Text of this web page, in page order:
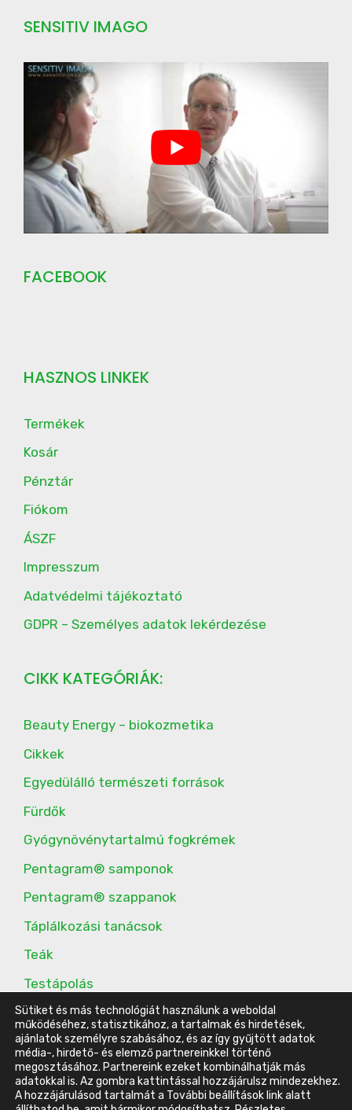
SENSITIV IMAGO
FACEBOOK
HASZNOS LINKEK
Termékek
Kosár
Pénztár
Fiókom
ÁSZF
Impresszum
Adatvédelmi tájékoztató
GDPR – Személyes adatok lekérdezése
CIKK KATEGÓRIÁK:
Beauty Energy – biokozmetika
Cikkek
Egyedülálló természeti források
Fürdők
Gyógynövénytartalmú fogkrémek
Pentagram® samponok
Pentagram® szappanok
Táplálkozási tanácsok
Teák
Testápolás
További étrend-kiegészítők
© 2016-2023 Energy Belvárosi Klub |ÁSZF|Adatvédelmi
tájékoztató|Impresszum
Sütiket és más technológiát használunk a weboldal
működéséhez, statisztikához, a tartalmak és hirdetések,
ajánlatok személyre szabásához, és az így gyűjtött adatok
média-, hirdető- és elemző partnereinkkel történő
megosztásához. Partnereink ezeket kombinálhatják más
adatokkal is. Az gombra kattintással hozzájárulsz mindezekhez.
A hozzájárulásod tartalmát a További beállítások link alatt